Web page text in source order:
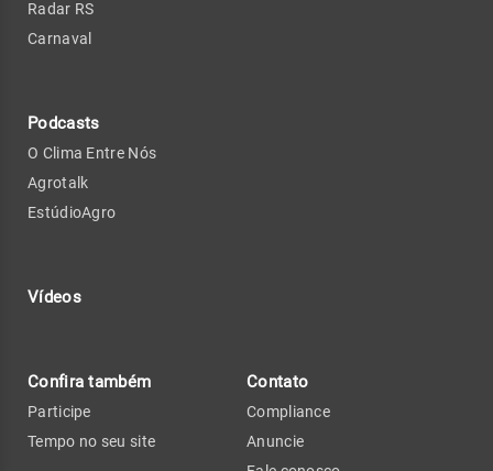
Radar RS
Carnaval
Podcasts
O Clima Entre Nós
Agrotalk
EstúdioAgro
Vídeos
Confira também
Participe
Tempo no seu site
Contato
Compliance
Anuncie